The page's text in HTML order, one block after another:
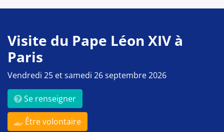
Visite du Pape Léon XIV à
Paris
Vendredi 25 et samedi 26 septembre 2026
Se renseigner
Être volontaire